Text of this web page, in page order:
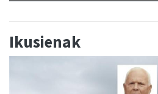
Ikusienak